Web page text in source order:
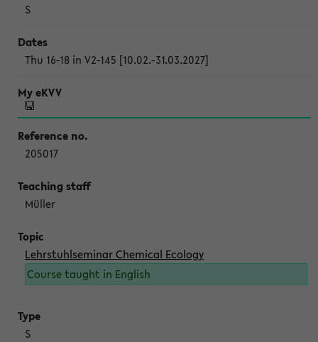
S
Thu 16-18 in V2-145 [10.02.-31.03.2027]
205017
Müller
Lehrstuhlseminar Chemical Ecology
Course taught in English
S